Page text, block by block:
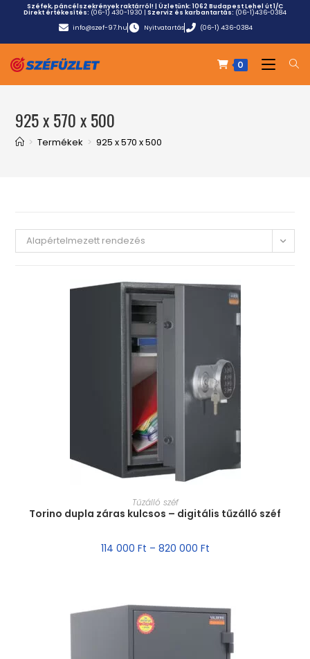
Széfek, páncélszekrények raktárról! | Üzletünk:1062 Budapest Lehel út 1/C
Direkt értékesítés: (06-1) 430-1930 | Szerviz és karbantartás: (06-1)436-0384
info@szef-97.hu
Nyitvatartás (06-1) 436-0384
0
925 x 570 x 500
> Termékek > 925 x 570 x 500
Alapértelmezett rendezés
MÉRET VÁLASZTÁSA
Tűzálló széf
Torino dupla záras kulcsos – digitális tűzálló széf
114 000 Ft – 820 000 Ft